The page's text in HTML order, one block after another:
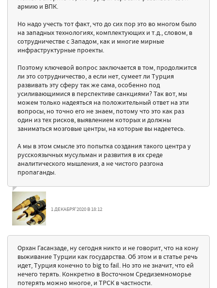
армию и ВПК.
Но надо учесть тот факт, что до сих пор это во многом было
на западных технологиях, комплектующих и т.д., словом, в
сотрудничестве с Западом, как и многие мирные
инфраструктурные проекты.
Поэтому ключевой вопрос заключается в том, продолжится
ли это сотрудничество, а если нет, сумеет ли Турция
развивать эту сферу так же сама, особенно под
усиливающимися в перспективе санкциями? Так вот, мы
можем только надеяться на положительный ответ на эти
вопросы, но точно его не знаем, потому что это как раз
один из тех рисков, выявлением которых и должны
заниматься мозговые центры, на которые вы надеетесь.
А мы в этом смысле это попытка создания такого центра у
русскоязычных мусульман и развития в их среде
аналитического мышления, а не чистого разгона
пропаганды.
1 ДЕКАБРЯ'2020 В 18:12
Орхан Гасанзаде, ну сегодня никто и не говорит, что на кону
выживание Турции как государства. Об этом и в статье речь
идет, Турция конечно to big to fail. Но это не значит, что ей
нечего терять. Конкретно в Восточном Средиземноморье
потерять можно многое, и ТРСК в частности.